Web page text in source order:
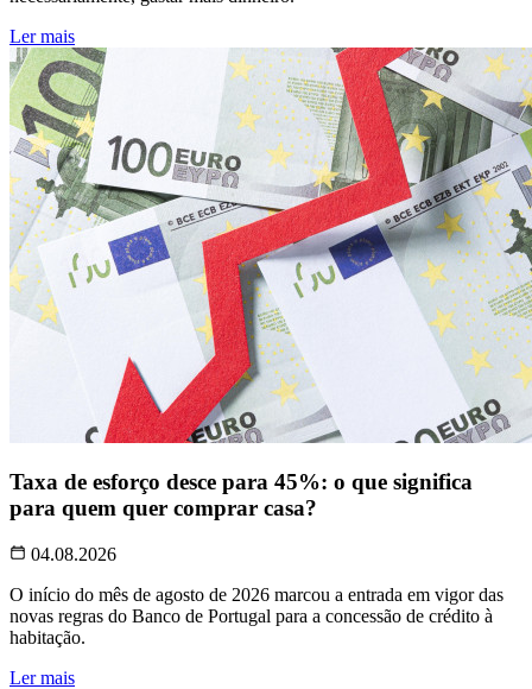
Ler mais
Taxa de esforço desce para 45%: o que significa
para quem quer comprar casa?
04.08.2026
O início do mês de agosto de 2026 marcou a entrada em vigor das
novas regras do Banco de Portugal para a concessão de crédito à
habitação.
Ler mais